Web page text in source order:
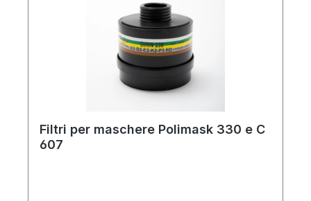
Filtri per maschere Polimask 330 e C
607